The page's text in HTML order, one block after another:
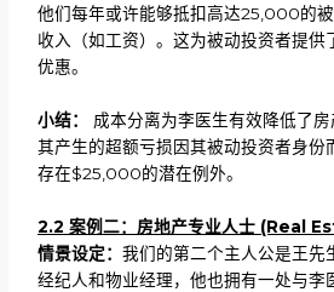
他们每年或许能够抵扣高达25,000的
收入（如工资）。这为被动投资者提供
优惠。
小结：
成本分离为李医生有效降低了
其产生的超额亏损因其被动投资者身份
存在$25,000的潜在例外。
2.2 案例二：房地产专业人士 (Real
情景设定：我们的第二个主人公是王先
经纪人和物业经理，他也拥有一处与李